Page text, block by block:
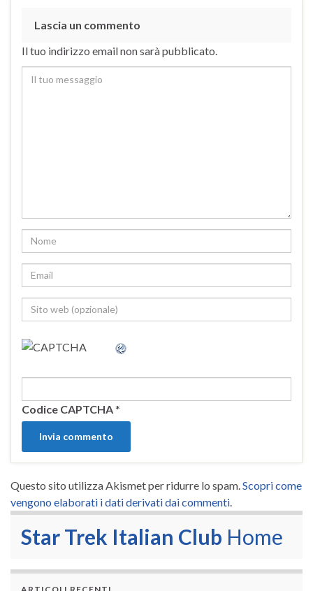
Lascia un commento
Il tuo indirizzo email non sarà pubblicato.
Codice CAPTCHA*
Questo sito utilizza Akismet per ridurre lo spam.Scopri come
vengono elaborati i dati derivati dai commenti.
Star Trek Italian Club Home